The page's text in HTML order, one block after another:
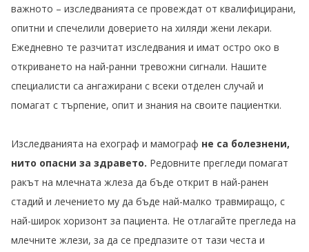
важното – изследванията се провеждат от квалифицирани,
опитни и спечелили доверието на хиляди жени лекари.
Ежедневно те разчитат изследвания и имат остро око в
откриването на най-ранни тревожни сигнали. Нашите
специалисти са ангажирани с всеки отделен случай и
помагат с търпение, опит и знания на своите пациентки.
Изследванията на ехограф и мамограф не са болезнени,
нито опасни за здравето. Редовните прегледи помагат
ракът на млечната жлеза да бъде открит в най-ранен
стадий и лечението му да бъде най-малко травмиращо, с
най-широк хоризонт за пациента. Не отлагайте прегледа на
млечните жлези, за да се предпазите от тази честа и